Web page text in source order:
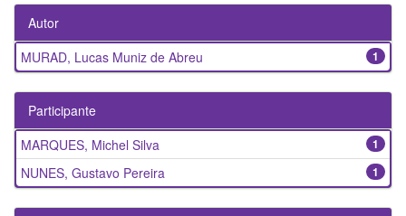
Autor
1
MURAD, Lucas Muniz de Abreu
Participante
1
MARQUES, Michel Silva
1
NUNES, Gustavo Pereira